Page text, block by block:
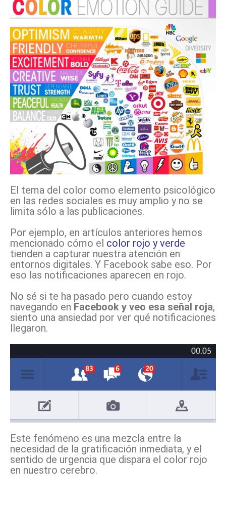
El tema del color como elemento psicológico
en las redes sociales es muy amplio y no se
limita sólo a las publicaciones.
Por ejemplo, en artículos anteriores hemos
mencionado cómo el color rojo y verde
tienden a capturar nuestra atención en
entornos digitales. Y Facebook sabe eso. Por
eso las notificaciones aparecen en rojo.
No sé si te ha pasado pero cuando estoy
navegando en Facebook y veo esa señal roja,
siento una ansiedad por ver qué notificaciones
llegaron.
Este fenómeno es una mezcla entre la
necesidad de la gratificación inmediata, y el
sentido de urgencia que dispara el color rojo
en nuestro cerebro.